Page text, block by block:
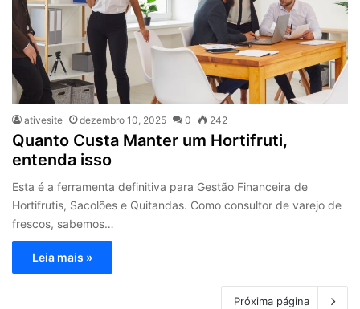
ativesite dezembro 10, 2025 0 242
Quanto Custa Manter um Hortifruti,
entenda isso
Esta é a ferramenta definitiva para Gestão Financeira de
Hortifrutis, Sacolões e Quitandas. Como consultor de varejo de
frescos, sabemos…
Leia mais »
Próxima página